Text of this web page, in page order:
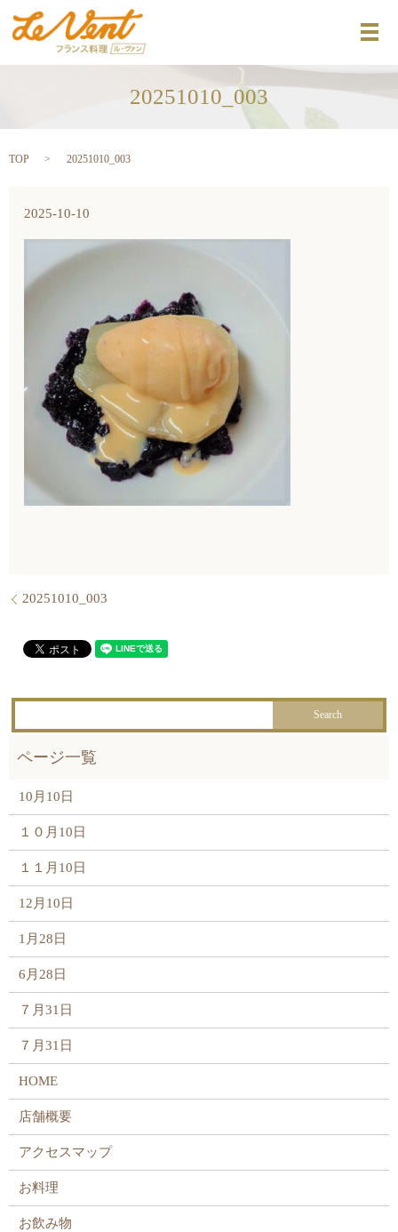
メ
20251010_003
TOP 20251010_003
2025-10-10
20251010_003
10月10日
１０月10日
１１月10日
12月10日
1月28日
6月28日
７月31日
７月31日
HOME
店舗概要
アクセスマップ
お料理
お飲み物